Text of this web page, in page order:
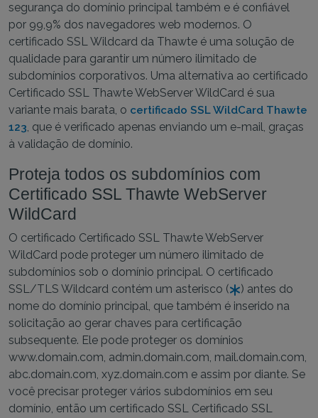
segurança do domínio principal também e é confiável
por 99,9% dos navegadores web modernos. O
certificado SSL Wildcard da Thawte é uma solução de
qualidade para garantir um número ilimitado de
subdomínios corporativos. Uma alternativa ao certificado
Certificado SSL Thawte WebServer WildCard é sua
variante mais barata, o certificado SSL WildCard Thawte
123, que é verificado apenas enviando um e-mail, graças
à validação de domínio.
Proteja todos os subdomínios com
Certificado SSL Thawte WebServer
WildCard
O certificado Certificado SSL Thawte WebServer
WildCard pode proteger um número ilimitado de
subdomínios sob o domínio principal. O certificado
SSL/TLS Wildcard contém um asterisco (
) antes do
nome do domínio principal, que também é inserido na
solicitação ao gerar chaves para certificação
subsequente. Ele pode proteger os domínios
www.domain.com, admin.domain.com, mail.domain.com,
abc.domain.com, xyz.domain.com e assim por diante. Se
você precisar proteger vários subdomínios em seu
domínio, então um certificado SSL Certificado SSL